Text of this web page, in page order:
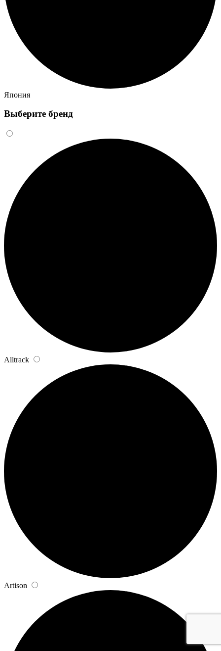
Япония
Выберите бренд
Alltrack
Artison